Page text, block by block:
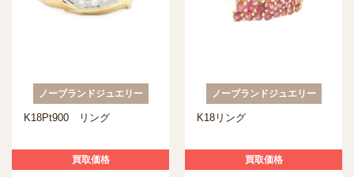
ノーブランドジュエリー
K18Pt900 リング
買取価格
ノーブランドジュエリー
K18リング
買取価格